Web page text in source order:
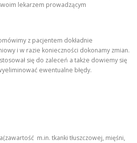
lekarzem prowadzącym
z pacjentem dokładnie
i w razie konieczności dokonamy zmian.
się do zaleceń a także dowiemy się
ewentualne błędy.
m.in. tkanki tłuszczowej, mięśni,